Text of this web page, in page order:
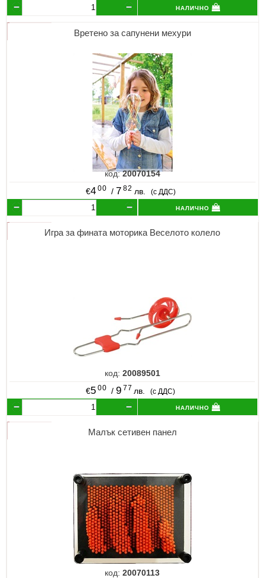
налично
Вретено за сапунени мехури
код:20070154
€4 00 /7 82 лв. (с ДДС)
налично
Игра за фината моторика Веселото колело
код: 20089501
€5 00 / 9 77 лв. (с ДДС)
налично
Малък сетивен панел
код: 20070113